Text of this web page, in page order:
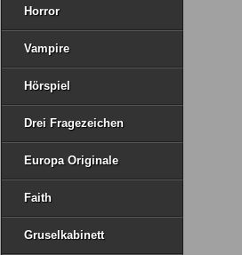
Horror
Vampire
Hörspiel
Drei Fragezeichen
Europa Originale
Faith
Gruselkabinett